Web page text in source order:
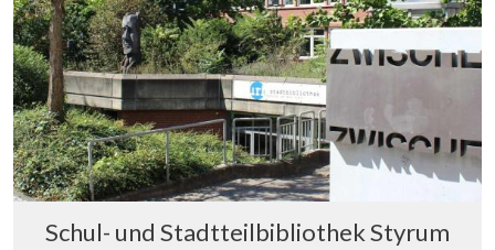
Schul- und Stadtteilbibliothek Styrum